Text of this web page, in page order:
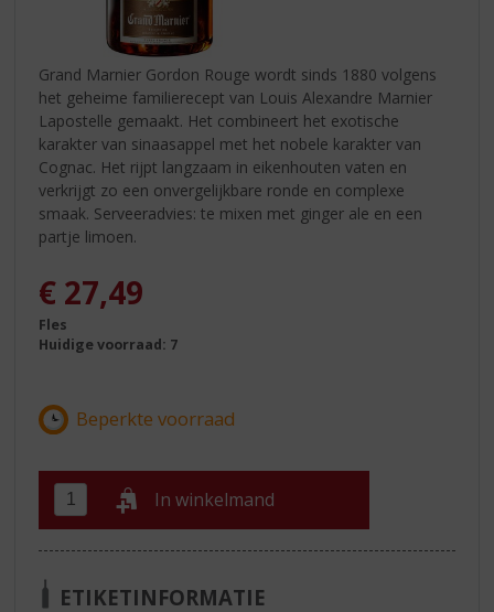
Grand Marnier Gordon Rouge wordt sinds 1880 volgens
het geheime familierecept van Louis Alexandre Marnier
Lapostelle gemaakt. Het combineert het exotische
karakter van sinaasappel met het nobele karakter van
Cognac. Het rijpt langzaam in eikenhouten vaten en
verkrijgt zo een onvergelijkbare ronde en complexe
smaak. Serveeradvies: te mixen met ginger ale en een
partje limoen.
€ 27,49
Fles
Huidige voorraad: 7
In winkelmand
ETIKETINFORMATIE